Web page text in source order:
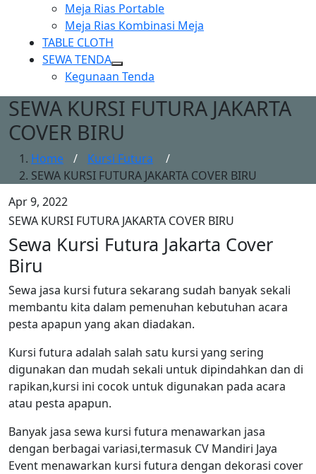
Show
sub
menu
Meja Rias Portable
Meja Rias Kombinasi Meja
TABLE CLOTH
SEWA TENDA
Show
menu
Kegunaan Tenda
SEWA KURSI FUTURA JAKARTA
COVER BIRU
Home / Kursi Futura
/
SEWA KURSI FUTURA JAKARTA COVER BIRU
Apr 9, 2022
SEWA KURSI FUTURA JAKARTA COVER BIRU
Sewa Kursi Futura Jakarta Cover
Biru
Sewa jasa kursi futura sekarang sudah banyak sekali
membantu kita dalam pemenuhan kebutuhan acara
pesta apapun yang akan diadakan.
Kursi futura adalah salah satu kursi yang sering
digunakan dan mudah sekali untuk dipindahkan dan di
rapikan,kursi ini cocok untuk digunakan pada acara
atau pesta apapun.
Banyak jasa sewa kursi futura menawarkan jasa
dengan berbagai variasi,termasuk CV Mandiri Jaya
Event menawarkan kursi futura dengan dekorasi cover